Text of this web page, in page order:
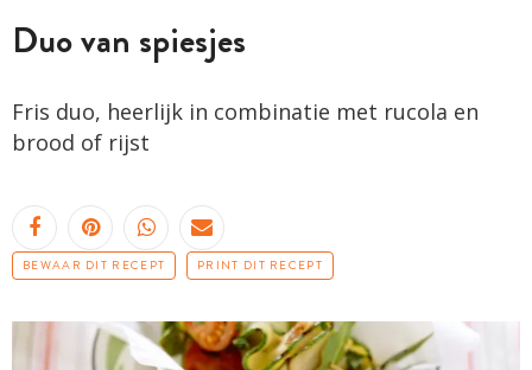
Duo van spiesjes
Fris duo, heerlijk in combinatie met rucola en
brood of rijst
BEWAAR DIT RECEPT PRINT DIT RECEPT